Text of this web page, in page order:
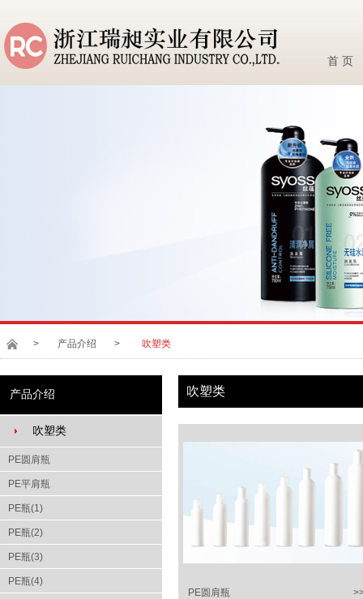
首 页
> 产品介绍 > 吹塑类
产品介绍
吹塑类
PE圆肩瓶
PE平肩瓶
PE瓶(1)
PE瓶(2)
PE瓶(3)
PE瓶(4)
吹塑类
PE圆肩瓶